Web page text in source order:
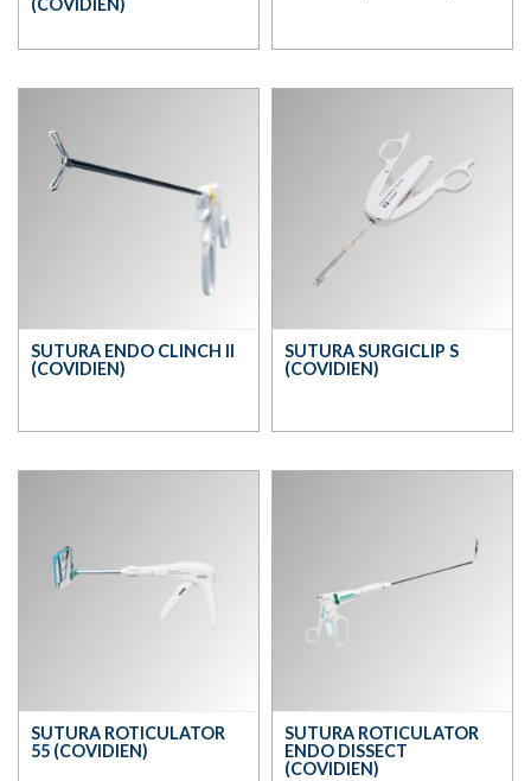
(COVIDIEN)
SUTURA ENDO CLINCH II
(COVIDIEN)
SUTURA SURGICLIP S
(COVIDIEN)
SUTURA ROTICULATOR
55 (COVIDIEN)
SUTURA ROTICULATOR
ENDO DISSECT
(COVIDIEN)